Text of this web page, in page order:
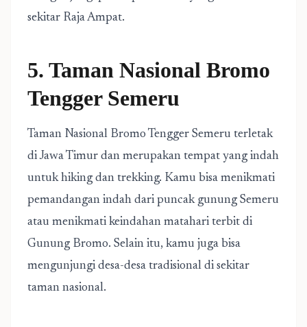
sekitar Raja Ampat.
5. Taman Nasional Bromo
Tengger Semeru
Taman Nasional Bromo Tengger Semeru terletak
di Jawa Timur dan merupakan tempat yang indah
untuk hiking dan trekking. Kamu bisa menikmati
pemandangan indah dari puncak gunung Semeru
atau menikmati keindahan matahari terbit di
Gunung Bromo. Selain itu, kamu juga bisa
mengunjungi desa-desa tradisional di sekitar
taman nasional.